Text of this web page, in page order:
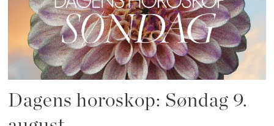
Dagens horoskop: Søndag 9.